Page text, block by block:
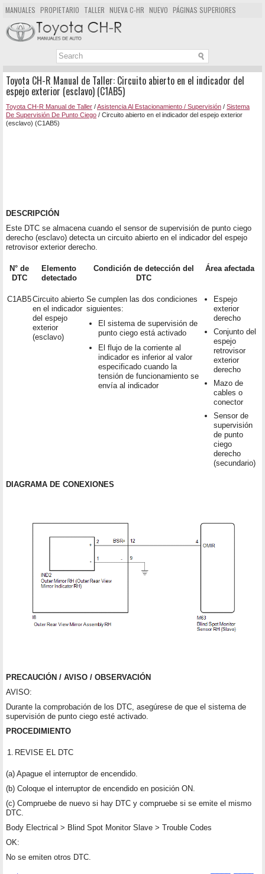
MANUALES PROPIETARIO TALLER NUEVA C-HR NUEVO PÁGINAS SUPERIORES
MAPA DEL SITIO
BUSCAR
Toyota CH-R Manual de Taller: Circuito abierto en el indicador del
espejo exterior (esclavo) (C1AB5)
Toyota CH-R Manual de Taller /Asistencia Al Estacionamiento / Supervisión / Sistema
De Supervisión De Punto Ciego / Circuito abierto en el indicador del espejo exterior
(esclavo) (C1AB5)
DESCRIPCIÓN
Este DTC se almacena cuando el sensor de supervisión de punto ciego
derecho (esclavo) detecta un circuito abierto en el indicador del espejo
retrovisor exterior derecho.
N° de
DTC
Elemento
detectado
Condición de detección del
DTC
Área afectada
C1AB5Circuito abierto
en el indicador
del espejo
exterior
(esclavo)
Se cumplen las dos condiciones
siguientes:
El sistema de supervisión de
punto ciego está activado
El flujo de la corriente al
indicador es inferior al valor
especificado cuando la
tensión de funcionamiento se
envía al indicador
Espejo
exterior
derecho
Conjunto del
espejo
retrovisor
exterior
derecho
Mazo de
cables o
conector
Sensor de
supervisión
de punto
ciego
derecho
(secundario)
DIAGRAMA DE CONEXIONES
PRECAUCIÓN / AVISO / OBSERVACIÓN
AVISO:
Durante la comprobación de los DTC, asegúrese de que el sistema de
supervisión de punto ciego esté activado.
PROCEDIMIENTO
1. REVISE EL DTC
(a) Apague el interruptor de encendido.
(b) Coloque el interruptor de encendido en posición ON.
(c) Compruebe de nuevo si hay DTC y compruebe si se emite el mismo
DTC.
Body Electrical > Blind Spot Monitor Slave > Trouble Codes
OK:
No se emiten otros DTC.